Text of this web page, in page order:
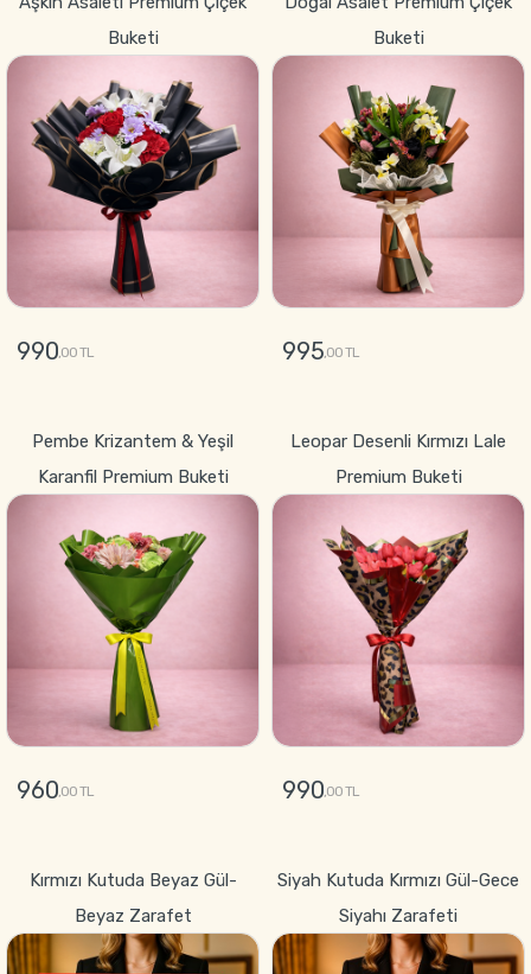
Buketi
990,00 TL
Buketi
995,00 TL
Pembe Krizantem & Yeşil
Karanfil Premium Buketi
960,00 TL
Leopar Desenli Kırmızı Lale
Premium Buketi
990,00 TL
Kırmızı Kutuda Beyaz Gül-
Beyaz Zarafet
Siyah Kutuda Kırmızı Gül-Gece
Siyahı Zarafeti